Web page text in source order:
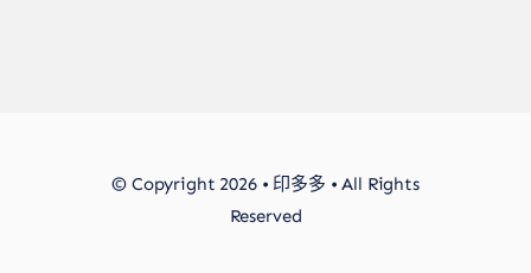
© Copyright 2026 • 印多多 • All Rights
Reserved